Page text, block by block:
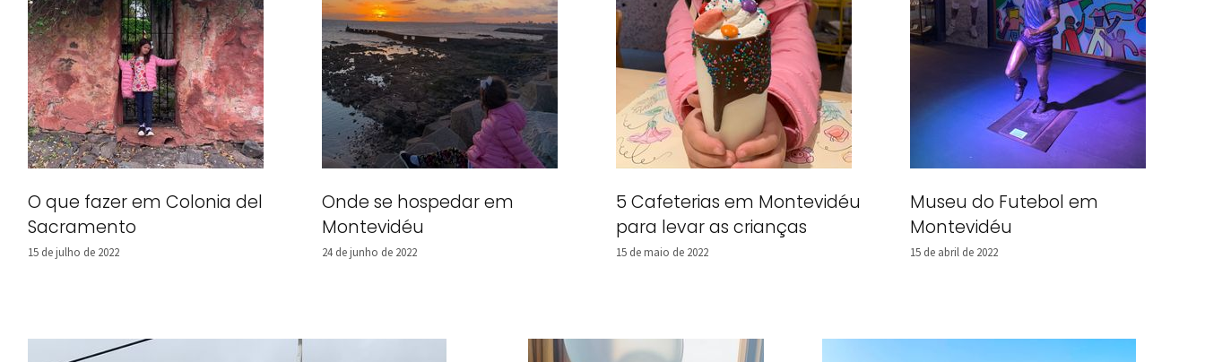
O que fazer em Colonia del
Sacramento
15 de julho de 2022
Onde se hospedar em
Montevidéu
24 de junho de 2022
5 Cafeterias em Montevidéu
para levar as crianças
15 de maio de 2022
Museu do Futebol em
Montevidéu
15 de abril de 2022